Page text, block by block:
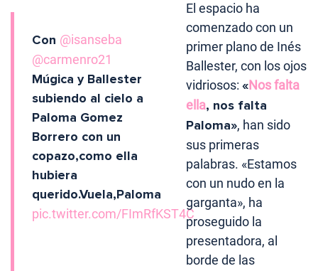
Con @isanseba
@carmenro21
Múgica y Ballester
subiendo al cielo a
Paloma Gomez
Borrero con un
copazo,como ella
hubiera
querido.Vuela,Paloma
pic.twitter.com/FImRfKST4C
El espacio ha
comenzado con un
primer plano de Inés
Ballester, con los ojos
vidriosos:«Nos falta
ella, nos falta
Paloma», han sido
sus primeras
palabras. «Estamos
con un nudo en la
garganta», ha
proseguido la
presentadora, al
borde de las